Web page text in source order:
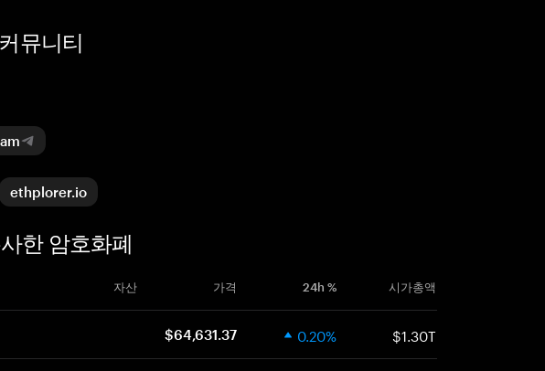
뮤니티
ethplorer.io
한 암호화폐
자산 가격 24h % 시가총액
$64,631.37 0.20% $1.30T